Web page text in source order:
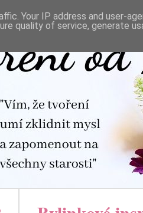
Your IP address and user-
quality of service, generate